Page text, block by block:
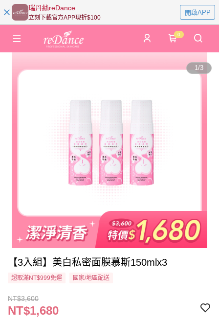
瑞丹絲reDance
立刻下載官方APP現折$100
開啟APP
0
1/3
【3入組】美白私密面膜慕斯150mlx3
超取滿NT$999免運 國家/地區配送
NT$3,600
NT$1,680